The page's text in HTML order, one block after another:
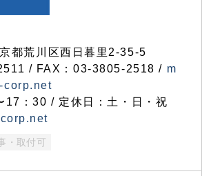
都荒川区西日暮里2-35-5
/ FAX：03-3805-2518 / m
corp.net
17：30 / 定休日：土・日・祝
・取付可